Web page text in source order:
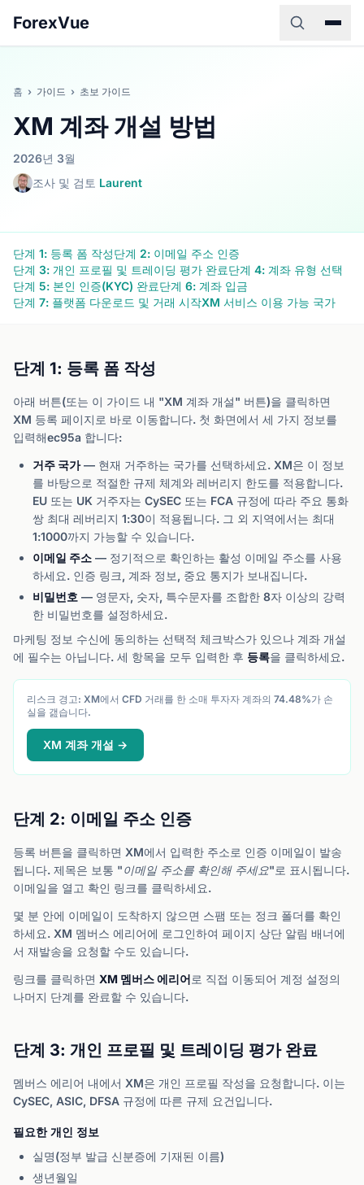
ForexVue
홈 › 가이드 › 초보 가이드
XM 계좌 개설 방법
2026년 3월
조사 및 검토 Laurent
단계 1: 등록 폼 작성단계 2: 이메일 주소 인증
단계 3: 개인 프로필 및 트레이딩 평가 완료단계 4: 계좌 유형 선택
단계 5: 본인 인증(KYC) 완료단계 6: 계좌 입금
단계 7: 플랫폼 다운로드 및 거래 시작XM 서비스 이용 가능 국가
단계 1: 등록 폼 작성
아래 버튼(또는 이 가이드 내 "XM 계좌 개설" 버튼)을 클릭하면
XM 등록 페이지로 바로 이동합니다. 첫 화면에서 세 가지 정보를
입력해ec95a 합니다:
거주 국가— 현재 거주하는 국가를 선택하세요. XM은 이 정보
를 바탕으로 적절한 규제 체계와 레버리지 한도를 적용합니다.
EU 또는 UK 거주자는 CySEC 또는 FCA 규정에 따라 주요 통화
쌍 최대 레버리지 1:30이 적용됩니다. 그 외 지역에서는 최대
1:1000까지 가능할 수 있습니다.
이메일 주소 — 정기적으로 확인하는 활성 이메일 주소를 사용
하세요. 인증 링크, 계좌 정보, 중요 통지가 보내집니다.
비밀번호 — 영문자, 숫자, 특수문자를 조합한 8자 이상의 강력
한 비밀번호를 설정하세요.
마케팅 정보 수신에 동의하는 선택적 체크박스가 있으나 계좌 개설
에 필수는 아닙니다. 세 항목을 모두 입력한 후 등록을 클릭하세요.
리스크 경고: XM에서 CFD 거래를 한 소매 투자자 계좌의 74.48%가 손
실을 갪습니다.
XM 계좌 개설 →
단계 2: 이메일 주소 인증
등록 버튼을 클릭하면 XM에서 입력한 주소로 인증 이메일이 발송
됩니다. 제목은 보통 "이메일 주소를 확인해 주세요"로 표시됩니다.
이메일을 열고 확인 링크를 클릭하세요.
몇 분 안에 이메일이 도착하지 않으면 스팸 또는 정크 폴더를 확인
하세요. XM 멤버스 에리어에 로그인하여 페이지 상단 알림 배너에
서 재발송을 요청할 수도 있습니다.
링크를 클릭하면 XM 멤버스 에리어로 직접 이동되어 계정 설정의
나머지 단계를 완료할 수 있습니다.
단계 3: 개인 프로필 및 트레이딩 평가 완료
멤버스 에리어 내에서 XM은 개인 프로필 작성을 요청합니다. 이는
CySEC, ASIC, DFSA 규정에 따른 규제 요건입니다.
필요한 개인 정보
실명(정부 발급 신분증에 기재된 이름)
생년월일